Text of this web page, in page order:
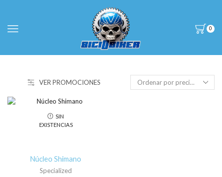
0
VER PROMOCIONES
SIN
EXISTENCIAS
Núcleo Shimano
Specialized